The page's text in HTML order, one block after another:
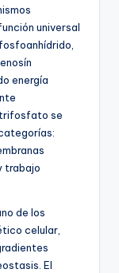
universal
energía
trifosfato se
trabajo
de los
celular,
El